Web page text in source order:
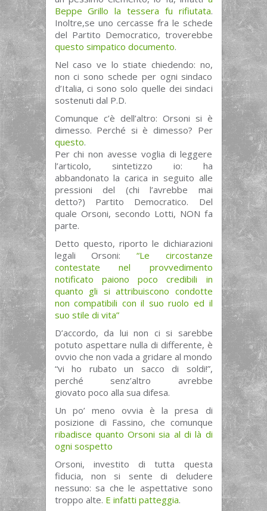
Beppe Grillo la tessera fu rifiutata.
Inoltre,se uno cercasse fra le schede
del Partito Democratico, troverebbe
questo simpatico documento.
Nel caso ve lo stiate chiedendo: no,
non ci sono schede per ogni sindaco
d’Italia, ci sono solo quelle dei sindaci
sostenuti dal P.D.
Comunque c’è dell’altro: Orsoni si è
dimesso. Perché si è dimesso? Per
questo.
Per chi non avesse voglia di leggere
l’articolo, sintetizzo io: ha
abbandonato la carica in seguito alle
pressioni del (chi l’avrebbe mai
detto?) Partito Democratico. Del
quale Orsoni, secondo Lotti, NON fa
parte.
Detto questo, riporto le dichiarazioni
legali Orsoni: “Le circostanze
contestate nel provvedimento
notificato paiono poco credibili in
quanto gli si attribuiscono condotte
non compatibili con il suo ruolo ed il
suo stile di vita”
D’accordo, da lui non ci si sarebbe
potuto aspettare nulla di differente, è
ovvio che non vada a gridare al mondo
“vi ho rubato un sacco di soldi!”,
perché senz’altro avrebbe
giovato poco alla sua difesa.
Un po’ meno ovvia è la presa di
posizione di Fassino, che comunque
ribadisce quanto Orsoni sia al di là di
ogni sospetto
Orsoni, investito di tutta questa
fiducia, non si sente di deludere
nessuno: sa che le aspettative sono
troppo alte. E infatti patteggia.